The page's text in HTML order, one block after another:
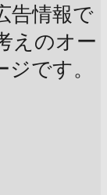
告情報で
えのオー
です。